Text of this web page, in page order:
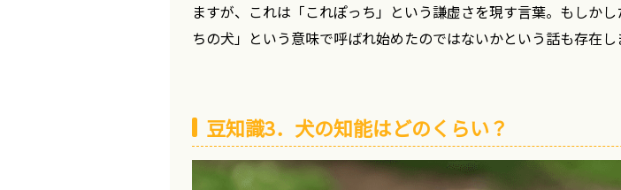
ますが、これは「これぽっち」という謙虚さを現す言葉。もしか
ちの犬」という意味で呼ばれ始めたのではないかという話も存在し
豆知識3．犬の知能はどのくらい？